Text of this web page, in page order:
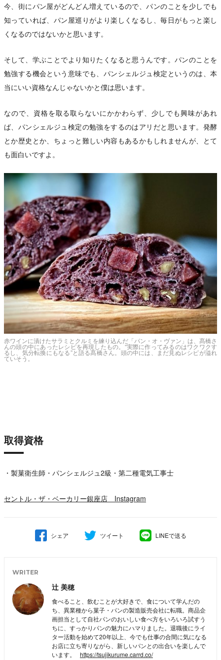
今、街にパン屋がどんどん増えているので、パンのことを少しでも
知っていれば、パン屋巡りがより楽しくなるし、毎日がもっと楽し
くなるのではないかと思います。
そして、学ぶことでより知りたくなると思うんです。パンのことを
勉強する機会という意味でも、パンシェルジュ検定というのは、本
当にいい資格なんじゃないかと僕は思います。
なので、資格を取る取らないにかかわらず、少しでも興味があれ
ば、パンシェルジュ検定の勉強をするのはアリだと思います。発酵
とか歴史とか、ちょっと難しい内容もあるかもしれませんが、とて
も面白いですよ。
赤ワインに漬けたサラミとクルミを練り込んだ「パン・オ・ヴァン」は、髙橋さ
んの頭の中にあったレシピを再現したもの。“実際に作ってみるのはワクワクす
るし、気分転換にもなる”と語る髙橋さん。頭の中には、まだ見ぬレシピが溢れ
ていそう。
取得資格
・製菓衛生師・パンシェルジュ2級・第二種電気工事士
セントル・ザ・ベーカリー銀座店 Instagram
シェア ツイート LINEで送る
WRITER
辻 美穂
食べること、飲むことが大好きで、食について学んだの
ち、異業種から菓子・パンの製造販売会社に転職。商品企
画担当として自社パンのおいしい食べ方をいろいろ試すう
ちに、すっかりパンの魅力にハマりました。退職後にライ
ター活動を始めて20年以上、今でも仕事の合間に気になる
お店に立ち寄りながら、新しいパンとの出合いを楽しんで
います。 https://tsujikurume.carrd.co/